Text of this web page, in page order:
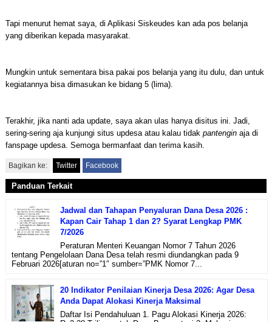
Tapi menurut hemat saya, di Aplikasi Siskeudes kan ada pos belanja
yang diberikan kepada masyarakat.
Mungkin untuk sementara bisa pakai pos belanja yang itu dulu, dan untuk
kegiatannya bisa dimasukan ke bidang 5 (lima).
Terakhir, jika nanti ada update, saya akan ulas hanya disitus ini. Jadi,
sering-sering aja kunjungi situs updesa atau kalau tidak pantenginaja di
fanspage updesa. Semoga bermanfaat dan terima kasih.
Bagikan ke: Twitter Facebook
Panduan Terkait
Jadwal dan Tahapan Penyaluran Dana Desa 2026 :
Kapan Cair Tahap 1 dan 2? Syarat Lengkap PMK
7/2026
Peraturan Menteri Keuangan Nomor 7 Tahun 2026
tentang Pengelolaan Dana Desa telah resmi diundangkan pada 9
Februari 2026[aturan no=”1″ sumber=”PMK Nomor 7...
20 Indikator Penilaian Kinerja Desa 2026: Agar Desa
Anda Dapat Alokasi Kinerja Maksimal
Daftar Isi Pendahuluan 1. Pagu Alokasi Kinerja 2026: